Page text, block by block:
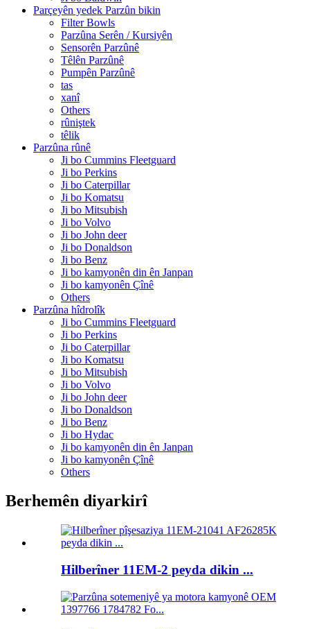
Parçeyên yedek Parzûn bikin
Filter Bowls
Parzûna Serên / Kursiyên
Sensorên Parzûnê
Têlên Parzûnê
Pumpên Parzûnê
tas
xanî
Others
rûniştek
têlik
Parzûna rûnê
Ji bo Cummins Fleetguard
Ji bo Perkins
Ji bo Caterpillar
Ji bo Komatsu
Ji bo Mitsubish
Ji bo Volvo
Ji bo John deer
Ji bo Donaldson
Ji bo Benz
Ji bo kamyonên din ên Janpan
Ji bo kamyonên Çînê
Others
Parzûna hîdrolîk
Ji bo Cummins Fleetguard
Ji bo Perkins
Ji bo Caterpillar
Ji bo Komatsu
Ji bo Mitsubish
Ji bo Volvo
Ji bo John deer
Ji bo Donaldson
Ji bo Benz
Ji bo Hydac
Ji bo kamyonên din ên Janpan
Ji bo kamyonên Çînê
Others
Berhemên diyarkirî
Hilberîner 11EM-2 peyda dikin ...